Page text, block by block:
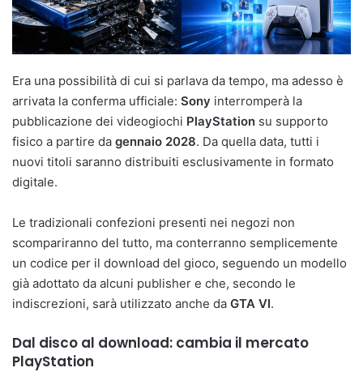
Era una possibilità di cui si parlava da tempo, ma adesso è
arrivata la conferma ufficiale: Sony interromperà la
pubblicazione dei videogiochi PlayStation su supporto
fisico a partire da gennaio 2028. Da quella data, tutti i
nuovi titoli saranno distribuiti esclusivamente in formato
digitale.
Le tradizionali confezioni presenti nei negozi non
scompariranno del tutto, ma conterranno semplicemente
un codice per il download del gioco, seguendo un modello
già adottato da alcuni publisher e che, secondo le
indiscrezioni, sarà utilizzato anche da GTA VI.
Dal disco al download: cambia il mercato
PlayStation